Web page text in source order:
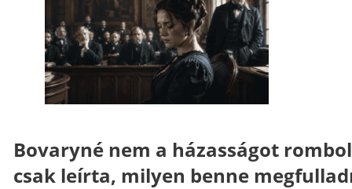
Bovaryné nem a házasságot
csak leírta, milyen benne